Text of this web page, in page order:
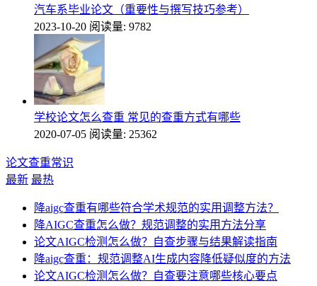
汽车系毕业论文（重要性与撰写技巧参考）
2023-10-20 阅读量: 9782
学校论文怎么查重 常见的查重方式有哪些
2020-07-05 阅读量: 25362
论文查重常识
最新 最热
降aigc查重有哪些符合学术规范的实用调整方法？
降AIGC查重怎么做？规范调整的实用方法分享
论文AIGC检测怎么做？自查步骤与结果解读指南
降aigc查重：规范调整AI生成内容降低疑似度的方法
论文AIGC检测怎么做？自查要注意哪些核心要点